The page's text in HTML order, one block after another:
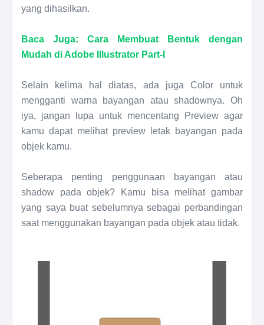
yang dihasilkan.
Baca Juga: Cara Membuat Bentuk dengan
Mudah di Adobe Illustrator Part-I
Selain kelima hal diatas, ada juga Color untuk
mengganti warna bayangan atau shadownya. Oh
iya, jangan lupa untuk mencentang Preview agar
kamu dapat melihat preview letak bayangan pada
objek kamu.
Seberapa penting penggunaan bayangan atau
shadow pada objek? Kamu bisa melihat gambar
yang saya buat sebelumnya sebagai perbandingan
saat menggunakan bayangan pada objek atau tidak.